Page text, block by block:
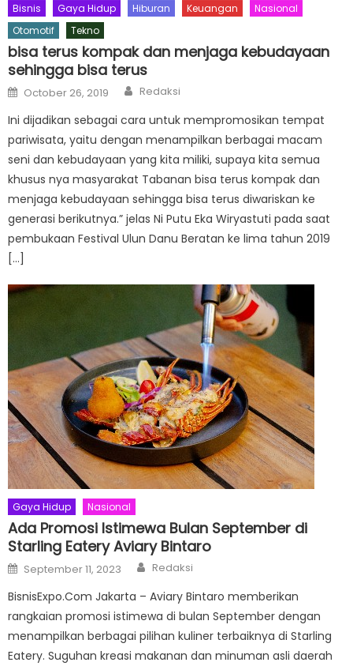
Bisnis Gaya Hidup Hiburan Keuangan
Nasional
Otomotif
Tekno
bisa terus kompak dan menjaga kebudayaan
sehingga bisa terus
Posted
on
October 26, 2019 Author
Redaksi
Ini dijadikan sebagai cara untuk mempromosikan tempat
pariwisata, yaitu dengan menampilkan berbagai macam
seni dan kebudayaan yang kita miliki, supaya kita semua
khusus nya masyarakat Tabanan bisa terus kompak dan
menjaga kebudayaan sehingga bisa terus diwariskan ke
generasi berikutnya.” jelas Ni Putu Eka Wiryastuti pada saat
pembukaan Festival Ulun Danu Beratan ke lima tahun 2019
[…]
Gaya Hidup Nasional
Ada Promosi Istimewa Bulan September di
Starling Eatery Aviary Bintaro
Posted
on
September 11, 2023 Author
Redaksi
BisnisExpo.Com Jakarta – Aviary Bintaro memberikan
rangkaian promosi istimewa di bulan September dengan
menampilkan berbagai pilihan kuliner terbaiknya di Starling
Eatery. Suguhan kreasi makanan dan minuman asli daerah